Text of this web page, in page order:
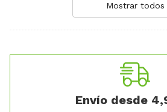
Mostrar todos
Envío desde